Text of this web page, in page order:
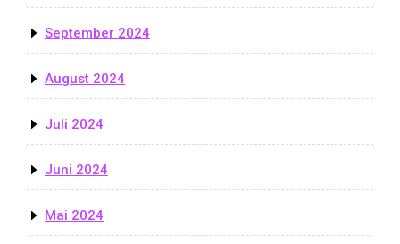
September 2024
August 2024
Juli 2024
Juni 2024
Mai 2024